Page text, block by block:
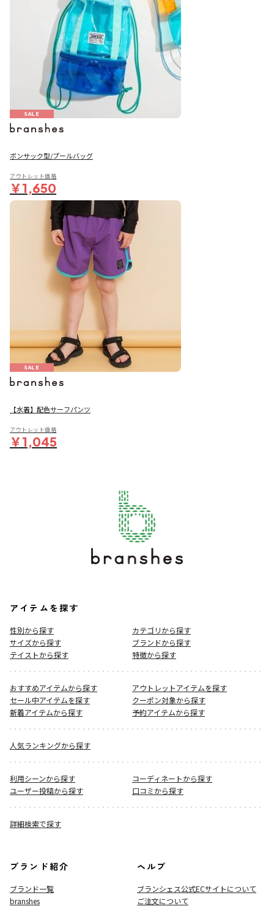
SALE
ボンサック型/プールバッグ
アウトレット価格
￥1,650
SALE
【水着】配色サーフパンツ
アウトレット価格
￥1,045
アイテムを探す
性別から探す
カテゴリから探す
サイズから探す
ブランドから探す
テイストから探す
特徴から探す
おすすめアイテムから探す
アウトレットアイテムを探す
セール中アイテムを探す
クーポン対象から探す
新着アイテムから探す
予約アイテムから探す
人気ランキングから探す
利用シーンから探す
コーディネートから探す
ユーザー投稿から探す
口コミから探す
詳細検索で探す
ブランド紹介
ブランド一覧
branshes
ヘルプ
ブランシェス公式ECサイトについて
ご注文について